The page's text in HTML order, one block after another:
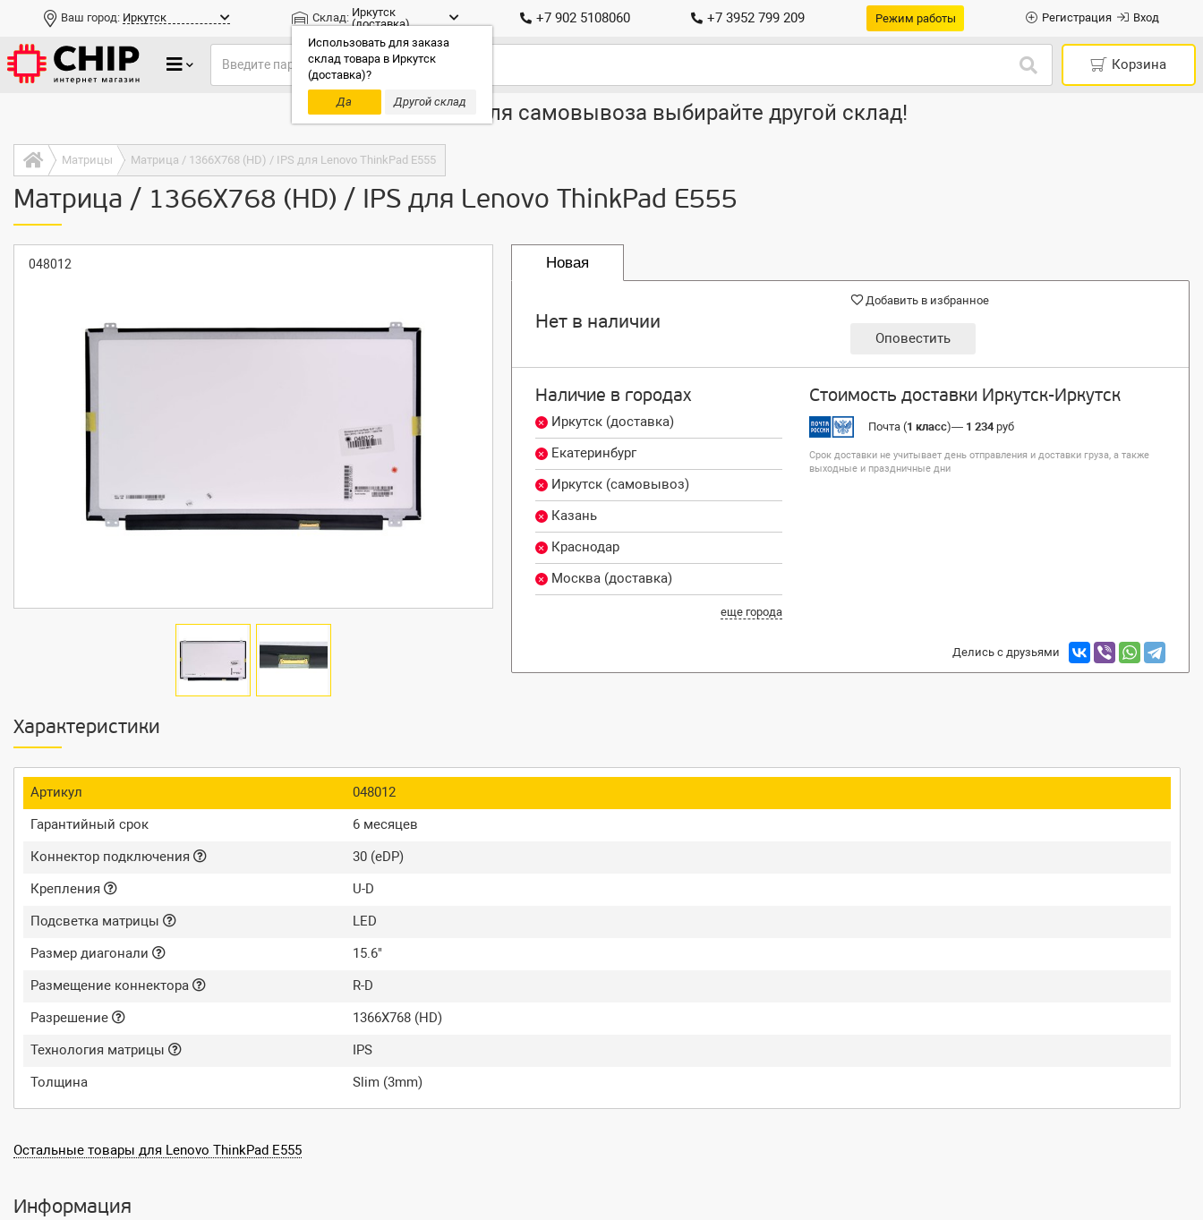
Ваш город: Иркутск Склад: Иркутск
(доставка)
Использовать для заказа
склад товара в Иркутск
(доставка)?
Да
Другой склад
+7 902 5108060 +7 3952 799 209 Режим работы Регистрация Вход
Корзина
Только доставка, для самовывоза выбирайте другой склад!
Матрицы Матрица / 1366X768 (HD) / IPS для Lenovo ThinkPad E555
Матрица / 1366X768 (HD) / IPS для Lenovo ThinkPad E555
048012 Новая
Нет в наличии
Добавить в избранное
Оповестить
Наличие в городах
Иркутск (доставка)
Екатеринбург
Иркутск (самовывоз)
Казань
Краснодар
Москва (доставка)
еще города
Стоимость доставки Иркутск-Иркутск
Почта (1 класс)— 1 234руб
Срок доставки не учитывает день отправления и доставки груза, а также
выходные и праздничные дни
Делись с друзьями
Характеристики
Артикул
048012
Гарантийный срок
6 месяцев
Коннектор подключения
30 (eDP)
Крепления
U-D
Подсветка матрицы
LED
Размер диагонали
15.6"
Размещение коннектора
R-D
Разрешение
1366X768 (HD)
Технология матрицы
IPS
Толщина
Slim (3mm)
Остальные товары для Lenovo ThinkPad E555
Информация